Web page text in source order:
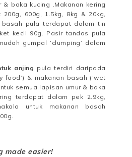
& baka kucing .Makanan kering
600g, 1.5kg, 8kg & 20kg,
basah pula terdapat dalam tin
kecil 90g. Pasir tandas pula
gumpal ‘clumping’ dalam
anjing pula terdiri daripada
food’) & makanan basah (‘wet
semua lapisan umur & baka
terdapat dalam pek 2.9kg,
untuk makanan basah
made easier!